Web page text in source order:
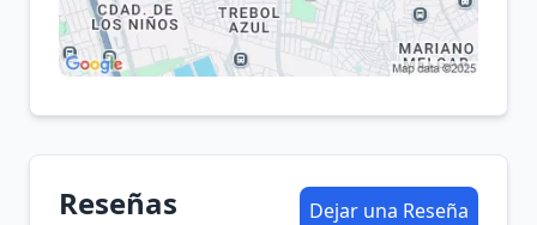
Reseñas Dejar una Reseña